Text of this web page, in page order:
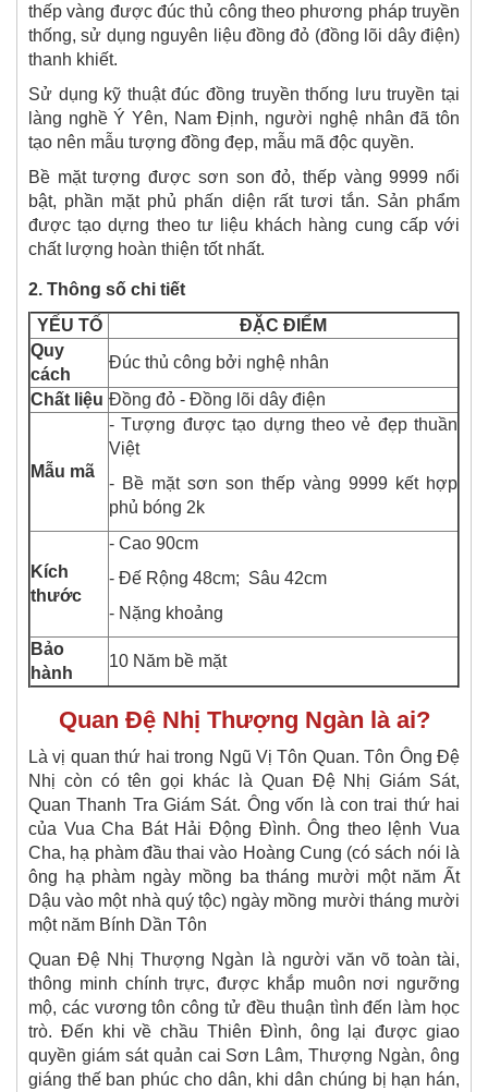
thếp vàng được đúc thủ công theo phương pháp truyền
thống, sử dụng nguyên liệu đồng đỏ (đồng lõi dây điện)
thanh khiết.
Sử dụng kỹ thuật đúc đồng truyền thống lưu truyền tại
làng nghề Ý Yên, Nam Định, người nghệ nhân đã tôn
tạo nên mẫu tượng đồng đẹp, mẫu mã độc quyền.
Bề mặt tượng được sơn son đỏ, thếp vàng 9999 nổi
bật, phần mặt phủ phấn diện rất tươi tắn. Sản phẩm
được tạo dựng theo tư liệu khách hàng cung cấp với
chất lượng hoàn thiện tốt nhất.
2. Thông số chi tiết
YẾU TỐ
ĐẶC ĐIỂM
Quy
cách
Đúc thủ công bởi nghệ nhân
Chất liệu Đồng đỏ - Đồng lõi dây điện
Mẫu mã
- Tượng được tạo dựng theo vẻ đẹp thuần
Việt
- Bề mặt sơn son thếp vàng 9999 kết hợp
phủ bóng 2k
Kích
thước
- Cao 90cm
- Đế Rộng 48cm; Sâu 42cm
- Nặng khoảng
Bảo
hành
10 Năm bề mặt
Quan Đệ Nhị Thượng Ngàn là ai?
Là vị quan thứ hai trong Ngũ Vị Tôn Quan. Tôn Ông Đệ
Nhị còn có tên gọi khác là Quan Đệ Nhị Giám Sát,
Quan Thanh Tra Giám Sát. Ông vốn là con trai thứ hai
của Vua Cha Bát Hải Động Đình. Ông theo lệnh Vua
Cha, hạ phàm đầu thai vào Hoàng Cung (có sách nói là
ông hạ phàm ngày mồng ba tháng mười một năm Ất
Dậu vào một nhà quý tộc) ngày mồng mười tháng mười
một năm Bính Dần Tôn
Quan Đệ Nhị Thượng Ngàn là người văn võ toàn tài,
thông minh chính trực, được khắp muôn nơi ngưỡng
mộ, các vương tôn công tử đều thuận tình đến làm học
trò. Đến khi về chầu Thiên Đình, ông lại được giao
quyền giám sát quản cai Sơn Lâm, Thượng Ngàn, ông
giáng thế ban phúc cho dân, khi dân chúng bị hạn hán,